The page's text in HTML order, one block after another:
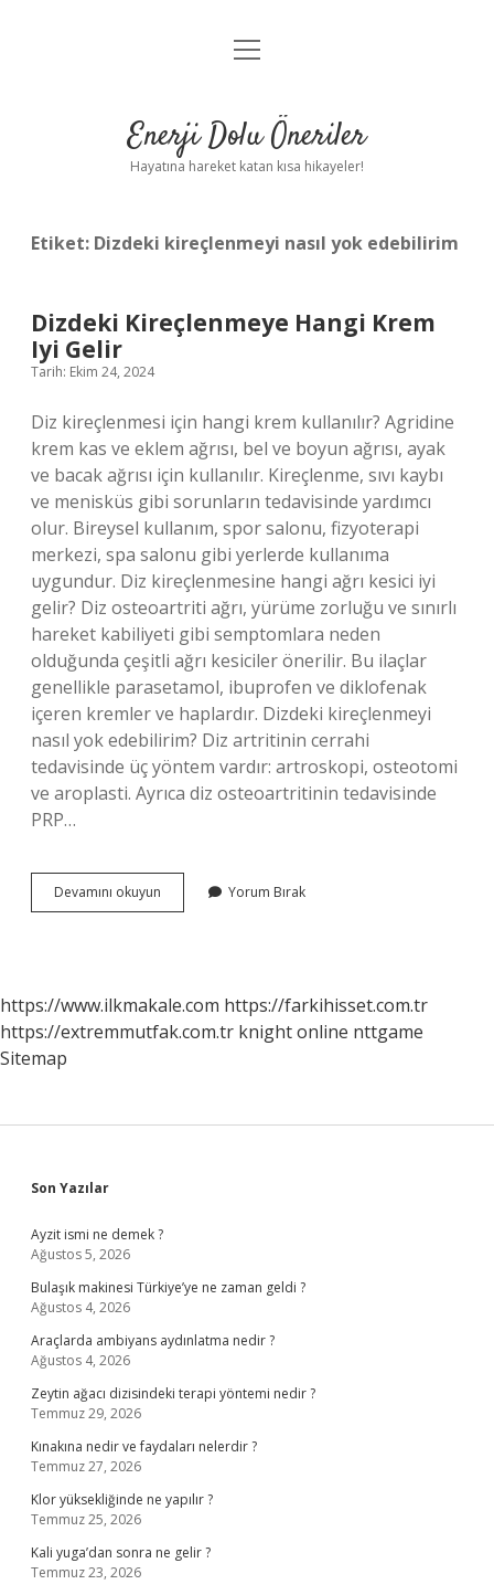
Anasayfa
Yasal Uyarı
menüyü
Enerji Dolu Öneriler
Hayatına hareket katan kısa hikayeler!
Etiket: Dizdeki kireçlenmeyi nasıl yok edebilirim
Dizdeki Kireçlenmeye Hangi Krem
Iyi Gelir
Tarih: Ekim 24, 2024
Diz kireçlenmesi için hangi krem kullanılır? Agridine
krem ​​kas ve eklem ağrısı, bel ve boyun ağrısı, ayak
ve bacak ağrısı için kullanılır. Kireçlenme, sıvı kaybı
ve menisküs gibi sorunların tedavisinde yardımcı
olur. Bireysel kullanım, spor salonu, fizyoterapi
merkezi, spa salonu gibi yerlerde kullanıma
uygundur. Diz kireçlenmesine hangi ağrı kesici iyi
gelir? Diz osteoartriti ağrı, yürüme zorluğu ve sınırlı
hareket kabiliyeti gibi semptomlara neden
olduğunda çeşitli ağrı kesiciler önerilir. Bu ilaçlar
genellikle parasetamol, ibuprofen ve diklofenak
içeren kremler ve haplardır. Dizdeki kireçlenmeyi
nasıl yok edebilirim? Diz artritinin cerrahi
tedavisinde üç yöntem vardır: artroskopi, osteotomi
ve aroplasti. Ayrıca diz osteoartritinin tedavisinde
PRP…
Devamını okuyun
Kireçlenmeye
Yorum Bırak
https://www.ilkmakale.com https://farkihisset.com.tr
https://extremmutfak.com.tr knight online nttgame
Sitemap
Sidebar
Son Yazılar
Ayzit ismi ne demek ?
Ağustos 5, 2026
Bulaşık makinesi Türkiye’ye ne zaman geldi ?
Ağustos 4, 2026
Araçlarda ambiyans aydınlatma nedir ?
Ağustos 4, 2026
Zeytin ağacı dizisindeki terapi yöntemi nedir ?
Temmuz 29, 2026
Kınakına nedir ve faydaları nelerdir ?
Temmuz 27, 2026
Klor yüksekliğinde ne yapılır ?
Temmuz 25, 2026
Kali yuga’dan sonra ne gelir ?
Temmuz 23, 2026